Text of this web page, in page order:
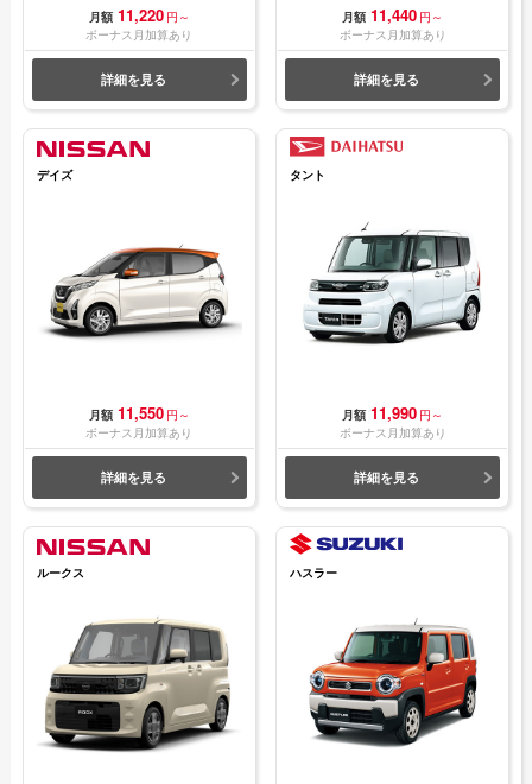
月額 11,220 円～
ボーナス月加算あり
詳細を見る
月額 11,440 円～
ボーナス月加算あり
詳細を見る
デイズ
月額 11,550 円～
ボーナス月加算あり
詳細を見る
タント
月額 11,990 円～
ボーナス月加算あり
詳細を見る
ルークス ハスラー